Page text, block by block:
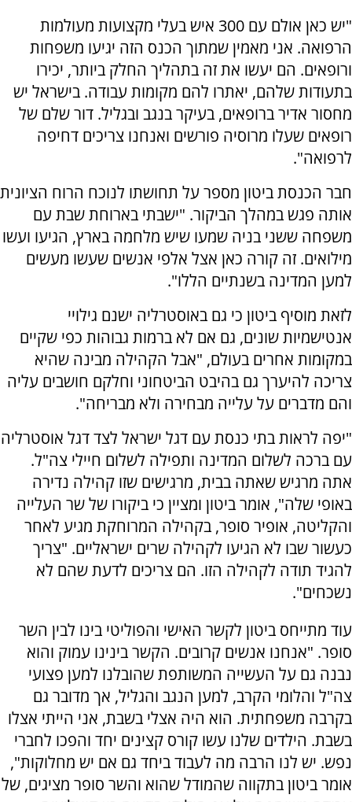
"יש כאן אולם עם 300 איש בעלי מקצועות מעולמות
הרפואה. אני מאמין שמתוך הכנס הזה יגיעו משפחות
ורופאים. הם יעשו את זה בתהליך החלק ביותר, יכירו
בתעודות שלהם, יאתרו להם מקומות עבודה. בישראל יש
מחסור אדיר ברופאים, בעיקר בנגב ובגליל. דור שלם של
רופאים שעלו מרוסיה פורשים ואנחנו צריכים דחיפה
לרפואה".
חבר הכנסת ביטון מספר על תחושתו לנוכח הרוח הציונית
אותה פגש במהלך הביקור. "ישבתי בארוחת שבת עם
משפחה ששני בניה שמעו שיש מלחמה בארץ, הגיעו ועשו
מילואים. זה קורה כאן אצל אלפי אנשים שעשו מעשים
למען המדינה בשנתיים הללו".
לזאת מוסיף ביטון כי גם באוסטרליה ישנם גילויי
אנטישמיות שונים, גם אם לא ברמות גבוהות כפי שקיים
במקומות אחרים בעולם, "אבל הקהילה מבינה שהיא
צריכה להיערך גם בהיבט הביטחוני וחלקם חושבים עליה
והם מדברים על עלייה מבחירה ולא מבריחה".
"יפה לראות בתי כנסת עם דגל ישראל לצד דגל אוסטרליה
עם ברכה לשלום המדינה ותפילה לשלום חיילי צה"ל.
אתה מרגיש שאתה בבית, מרגישים שזו קהילה נדירה
באופי שלה", אומר ביטון ומציין כי ביקורו של שר העלייה
והקליטה, אופיר סופר, בקהילה המרוחקת מגיע לאחר
כעשור שבו לא הגיעו לקהילה שרים ישראליים. "צריך
להגיד תודה לקהילה הזו. הם צריכים לדעת שהם לא
נשכחים".
עוד מתייחס ביטון לקשר האישי והפוליטי בינו לבין השר
סופר. "אנחנו אנשים קרובים. הקשר בינינו עמוק והוא
נבנה גם על העשייה המשותפת שהובלנו למען פצועי
צה"ל והלומי הקרב, למען הנגב והגליל, אך מדובר גם
בקרבה משפחתית. הוא היה אצלי בשבת, אני הייתי אצלו
בשבת. הילדים שלנו עשו קורס קצינים יחד והפכו לחברי
נפש. יש לנו הרבה מה לעבוד ביחד גם אם יש מחלוקות",
אומר ביטון בתקווה שהמודל שהוא והשר סופר מציגים, של